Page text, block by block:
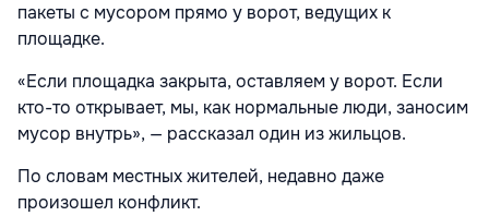
пакеты с мусором прямо у ворот, ведущих к
площадке.
«Если площадка закрыта, оставляем у ворот. Если
кто-то открывает, мы, как нормальные люди, заносим
мусор внутрь», — рассказал один из жильцов.
По словам местных жителей, недавно даже
произошел конфликт.